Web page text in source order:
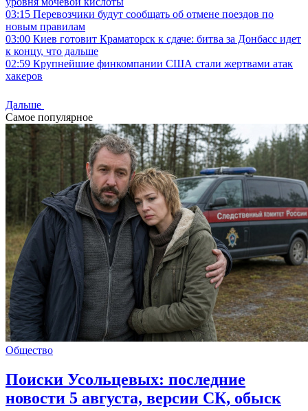
03:15 Перевозчики будут сообщать об отмене поездов по
новым правилам
03:00 Киев готовит Краматорск к сдаче: битва за Донбасс идет
к концу, что дальше
02:59 Крупнейшие финкомпании США стали жертвами атак
хакеров
Дальше
Самое популярное
Общество
Поиски Усольцевых: последние
новости 5 августа, версии СК, обыск